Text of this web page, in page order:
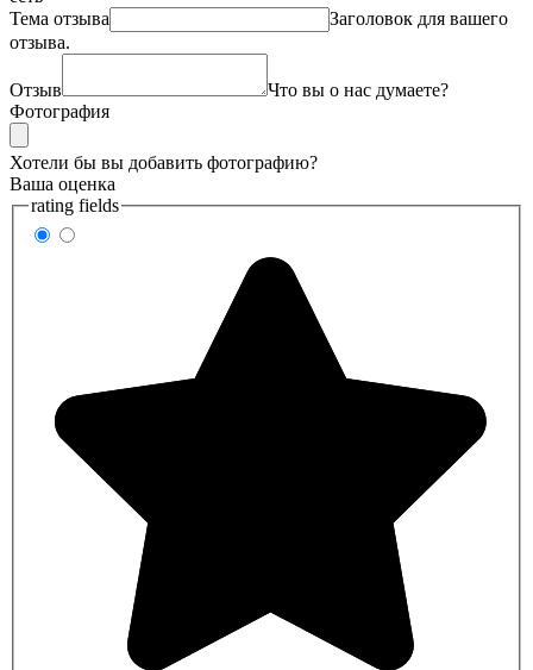
Тема отзыва
Заголовок для вашего
отзыва.
Отзыв
Что вы о нас думаете?
Фотография
Хотели бы вы добавить фотографию?
Ваша оценка
rating fields